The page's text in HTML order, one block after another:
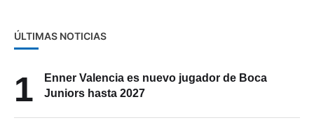
ÚLTIMAS NOTICIAS
1
Enner Valencia es nuevo jugador de Boca
Juniors hasta 2027